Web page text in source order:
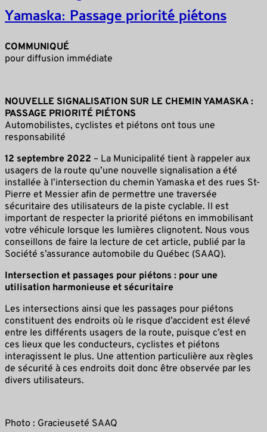
Yamaska: Passage priorité piétons
COMMUNIQUÉ
pour diffusion immédiate
NOUVELLE SIGNALISATION SUR LE CHEMIN YAMASKA :
PASSAGE PRIORITÉ PIÉTONS
Automobilistes, cyclistes et piétons ont tous une
responsabilité
12 septembre 2022 – La Municipalité tient à rappeler aux
usagers de la route qu’une nouvelle signalisation a été
installée à l’intersection du chemin Yamaska et des rues St-
Pierre et Messier afin de permettre une traversée
sécuritaire des utilisateurs de la piste cyclable. Il est
important de respecter la priorité piétons en immobilisant
votre véhicule lorsque les lumières clignotent. Nous vous
conseillons de faire la lecture de cet article, publié par la
Société s’assurance automobile du Québec (SAAQ).
Intersection et passages pour piétons : pour une
utilisation harmonieuse et sécuritaire
Les intersections ainsi que les passages pour piétons
constituent des endroits où le risque d’accident est élevé
entre les différents usagers de la route, puisque c’est en
ces lieux que les conducteurs, cyclistes et piétons
interagissent le plus. Une attention particulière aux règles
de sécurité à ces endroits doit donc être observée par les
divers utilisateurs.
Photo : Gracieuseté SAAQ